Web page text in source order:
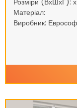
Матеріал:
Виробник: Еврософ